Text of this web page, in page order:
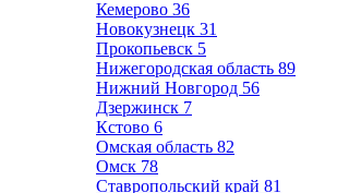
Кемерово 36
Новокузнецк 31
Прокопьевск 5
Нижегородская область 89
Нижний Новгород 56
Дзержинск 7
Кстово 6
Омская область 82
Омск 78
Ставропольский край 81